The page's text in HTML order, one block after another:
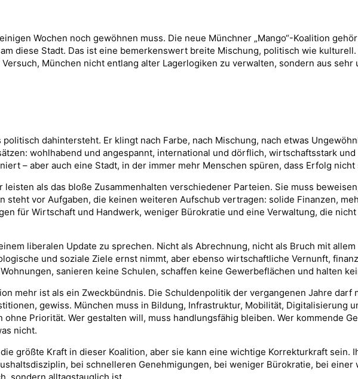
Wochen noch gewöhnen muss. Die neue Münchner „Mango“-Koalition
diese Stadt. Das ist eine bemerkenswert breite Mischung, politisch wie
München nicht entlang alter Lagerlogiken zu verwalten, sondern aus
dahintersteht. Er klingt nach Farbe, nach Mischung, nach etwas
wohlhabend und angespannt, international und dörflich, wirtschaftsstark
– aber auch eine Stadt, in der immer mehr Menschen spüren, dass Erfolg
als das bloße Zusammenhalten verschiedener Parteien. Sie muss
steht vor Aufgaben, die keinen weiteren Aufschub vertragen: solide Finanzen,
für Wirtschaft und Handwerk, weniger Bürokratie und eine Verwaltung, die
liberalen Update zu sprechen. Nicht als Abrechnung, nicht als Bruch mit
und soziale Ziele ernst nimmt, aber ebenso wirtschaftliche Vernunft,
sanieren keine Schulen, schaffen keine Gewerbeflächen und halten
mehr ist als ein Zweckbündnis. Die Schuldenpolitik der vergangenen Jahre darf
gewiss. München muss in Bildung, Infrastruktur, Mobilität, Digitalisierung
Priorität. Wer gestalten will, muss handlungsfähig bleiben. Wer kommende
nicht.
größte Kraft in dieser Koalition, aber sie kann eine wichtige Korrekturkraft sein.
bei schnelleren Genehmigungen, bei weniger Bürokratie, bei